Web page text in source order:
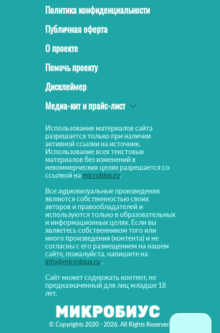
© Copyrights 2020 - 2026. All Rights Reserved!
Политика конфиденциальности
Публичная оферта
О проекте
Помочь проекту
Дисклеймер
Медиа-кит и прайс-лист
Использование материалов сайта
разрешается только при наличии
активной ссылки на источник.
Использование всех текстовых
материалов без изменений в
некоммерческих целях разрешается со
ссылкой на microbius.ru.
Все аудиовизуальные произведения
являются собственностью своих
авторов и правообладателей и
используются только в образовательных
и информационных целях. Если вы
являетесь собственником того или
иного произведения (контента) и не
согласны с его размещением на нашем
сайте, пожалуйста, напишите на
info@microbius.ru .
Сайт может содержать контент, не
предназначенный для лиц младше 18
лет.